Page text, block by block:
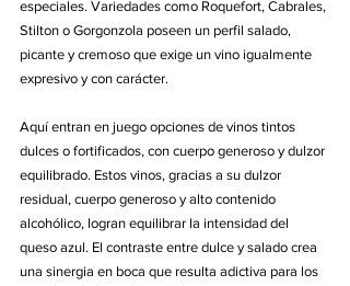
especiales. Variedades como Roquefort, Cabrales,
Stilton o Gorgonzola poseen un perfil salado,
picante y cremoso que exige un vino igualmente
expresivo y con carácter.
Aquí entran en juego opciones de vinos tintos
dulces o fortificados, con cuerpo generoso y dulzor
equilibrado. Estos vinos, gracias a su dulzor
residual, cuerpo generoso y alto contenido
alcohólico, logran equilibrar la intensidad del
queso azul. El contraste entre dulce y salado crea
una sinergia en boca que resulta adictiva para los